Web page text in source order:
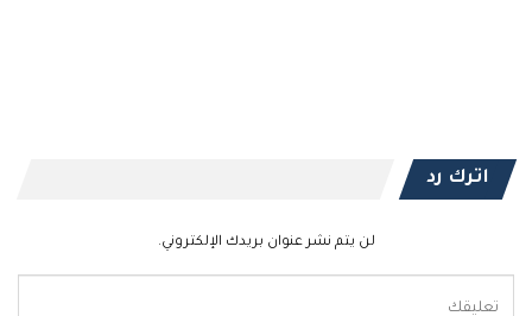
اترك رد
لن يتم نشر عنوان بريدك الإلكتروني.